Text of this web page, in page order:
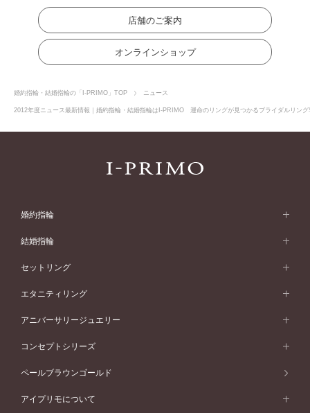
店舗のご案内
オンラインショップ
婚約指輪・結婚指輪の「I-PRIMO」TOP ニュース
2012年度ニュース最新情報｜婚約指輪・結婚指輪はI-PRIMO 運命のリングが見つかるブライダルリン
婚約指輪
婚約指輪 (エンゲージリング)
婚約指輪一覧
ピンクゴールド
ペールブラウンゴールド
ウェーブライン
V字ライン
ワンサイドメレ
ダブルサイドメレ
シンプル
フェミニン
50万円台～
結婚指輪
結婚指輪 (マリッジリング)
結婚指輪一覧
ピンクゴールド
ペールブラウンゴールド
ウェーブライン
V字ライン
ワンメレ
シンプル
セットリング
セットリング
セットリング一覧
ピンクゴールド
エタニティリング
エタニティリング
エタニティリング一覧
アニバーサリージュエリー
アニバーサリージュエリー
アニバーサリージュエリー一覧
コンセプトシリーズ
コンセプトシリーズ
オリジンビリーフ
ペールブラウンゴールド
アイプリモについて